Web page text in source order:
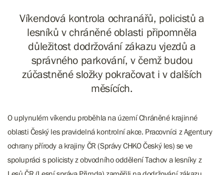
Víkendová kontrola ochranářů, policistů a
lesníků v chráněné oblasti připomněla
důležitost dodržování zákazu vjezdů a
správného parkování, v čemž budou
zúčastněné složky pokračovat i v dalších
měsících.
O uplynulém víkendu proběhla na území Chráněné krajinné
oblasti Český les pravidelná kontrolní akce. Pracovníci z Agentury
ochrany přírody a krajiny ČR (Správy CHKO Český les) se ve
spolupráci s policisty z obvodního oddělení Tachov a lesníky z